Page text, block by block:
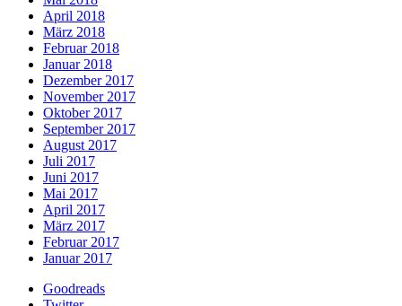
April 2018
März 2018
Februar 2018
Januar 2018
Dezember 2017
November 2017
Oktober 2017
September 2017
August 2017
Juli 2017
Juni 2017
Mai 2017
April 2017
März 2017
Februar 2017
Januar 2017
Goodreads